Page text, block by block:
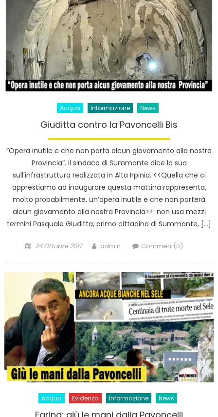
Acqua Informazione News
Giuditta contro la Pavoncelli Bis
“Opera inutile e che non porta alcun giovamento alla nostra
Provincia“. Il sindaco di Summonte dice la sua
sull’infrastruttura realizzata in Alta Irpinia. <<Quella che ci
apprestiamo ad inaugurare questa mattina rappresenta,
molto probabilmente, un’opera inutile e che non porterà
alcun giovamento alla nostra Provincia>>: non usa mezzi
termini Pasquale Giuditta, primo cittadino di Summonte, […]
Posted
24 Ottobre 2017 Author
admin Comment(0)
Acqua Evidenza Informazione News